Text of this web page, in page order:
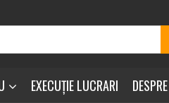
EXECUȚIE LUCRARI